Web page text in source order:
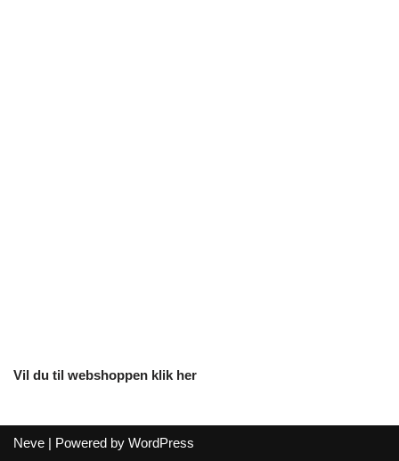
Vil du til webshoppen klik her
Neve | Powered by WordPress